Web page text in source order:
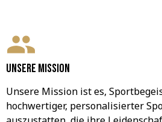
Unsere Mission
Unsere Mission ist es,
hochwertiger, personalisierter